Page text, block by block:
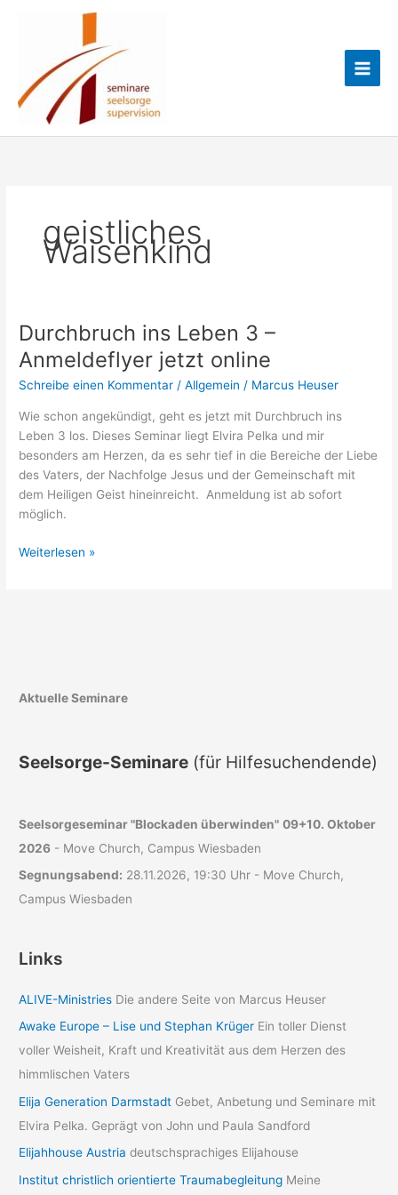
geistliches
Waisenkind
Durchbruch ins Leben 3 –
Anmeldeflyer jetzt online
Schreibe einen Kommentar /Allgemein / Marcus Heuser
Wie schon angekündigt, geht es jetzt mit Durchbruch ins
Leben 3 los. Dieses Seminar liegt Elvira Pelka und mir
besonders am Herzen, da es sehr tief in die Bereiche der Liebe
des Vaters, der Nachfolge Jesus und der Gemeinschaft mit
dem Heiligen Geist hineinreicht. Anmeldung ist ab sofort
möglich.
Durchbruch
Weiterlesen »
Aktuelle Seminare
Seelsorge-Seminare (für Hilfesuchendende)
Seelsorgeseminar "Blockaden überwinden" 09+10. Oktober
2026 - Move Church, Campus Wiesbaden
Segnungsabend: 28.11.2026, 19:30 Uhr - Move Church,
Campus Wiesbaden
Links
ALIVE-Ministries Die andere Seite von Marcus Heuser
Awake Europe – Lise und Stephan Krüger Ein toller Dienst
voller Weisheit, Kraft und Kreativität aus dem Herzen des
himmlischen Vaters
Elija Generation Darmstadt Gebet, Anbetung und Seminare mit
Elvira Pelka. Geprägt von John und Paula Sandford
Elijahhouse Austria deutschsprachiges Elijahouse
Institut christlich orientierte Traumabegleitung Meine